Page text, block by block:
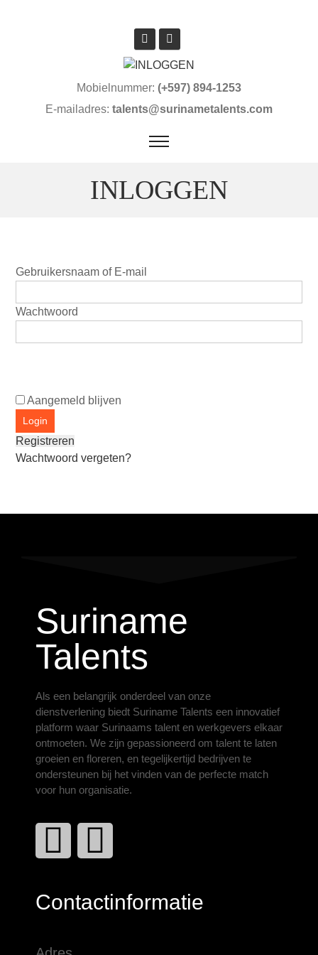
Mobielnummer: (+597) 894-1253
E-mailadres: talents@surinametalents.com
INLOGGEN
Gebruikersnaam of E-mail
Wachtwoord
Aangemeld blijven
Registreren
Wachtwoord vergeten?
Suriname
Talents
Als een belangrijk onderdeel van onze
dienstverlening biedt Suriname Talents een innovatief
platform waar Surinaams talent en werkgevers elkaar
ontmoeten. We zijn gepassioneerd om talent te laten
groeien en floreren, en tegelijkertijd bedrijven te
ondersteunen bij het vinden van de perfecte match
voor hun organisatie.
Contactinformatie